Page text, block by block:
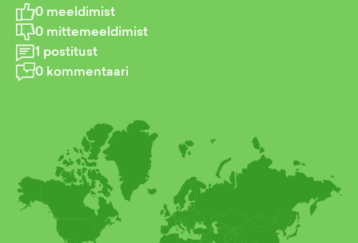
0 meeldimist
0 mittemeeldimist
1 postitust
0 kommentaari